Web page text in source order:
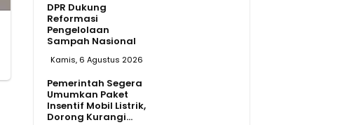
DPR Dukung
Reformasi
Pengelolaan
Sampah Nasional
Kamis, 6 Agustus 2026
Pemerintah Segera
Umumkan Paket
Insentif Mobil Listrik,
Dorong Kurangi...